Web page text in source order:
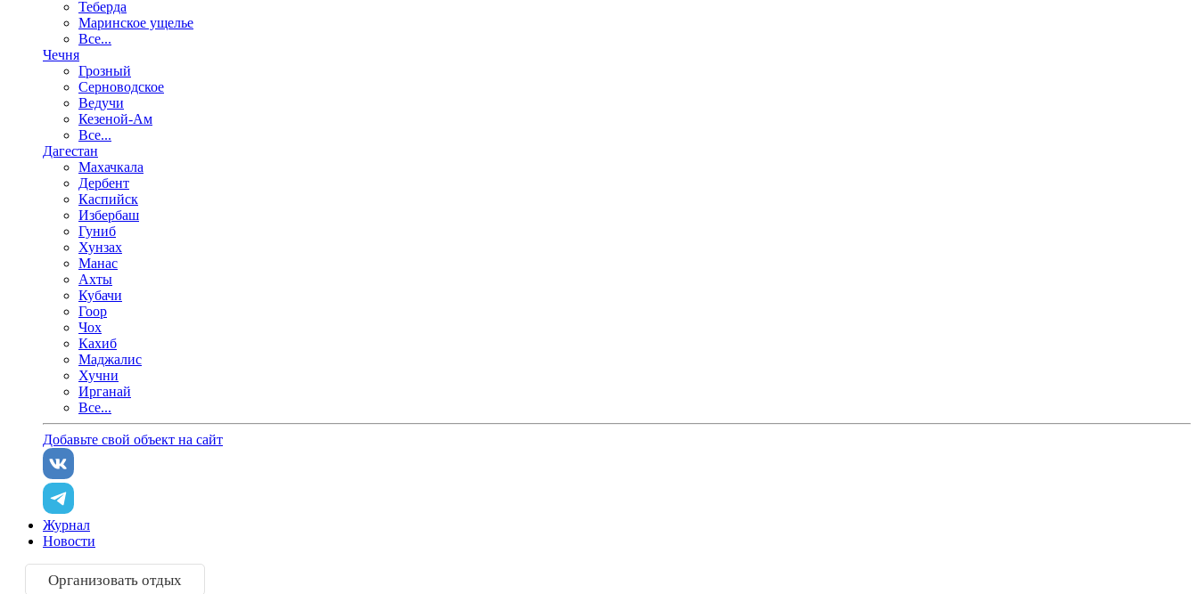
Теберда
Маринское ущелье
Все...
Чечня
Грозный
Серноводское
Ведучи
Кезеной-Ам
Все...
Дагестан
Махачкала
Дербент
Каспийск
Избербаш
Гуниб
Хунзах
Манас
Ахты
Кубачи
Гоор
Чох
Кахиб
Маджалис
Хучни
Ирганай
Все...
Добавьте свой объект на сайт
Журнал
Новости
Организовать отдых